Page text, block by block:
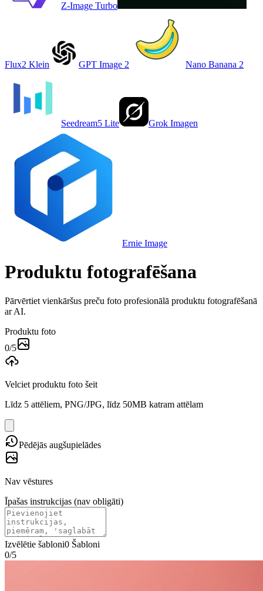
Z-Image Turbo
Flux2 Klein GPT Image 2 Nano Banana 2
Seedream5 Lite Grok Imagen
Ernie Image
Produktu fotografēšana
Pārvērtiet vienkāršus preču foto profesionālā produktu fotografēšanā
ar AI.
Produktu foto
0/5
Velciet produktu foto šeit
Līdz 5 attēliem, PNG/JPG, līdz 50MB katram attēlam
Pēdējās augšupielādes
Nav vēstures
Īpašas instrukcijas (nav obligāti)
Izvēlētie šabloni0 Šabloni
0/5